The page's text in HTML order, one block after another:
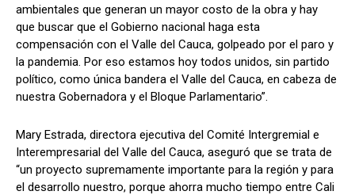
ambientales que generan un mayor costo de la obra y hay
que buscar que el Gobierno nacional haga esta
compensación con el Valle del Cauca, golpeado por el paro y
la pandemia. Por eso estamos hoy todos unidos, sin partido
político, como única bandera el Valle del Cauca, en cabeza de
nuestra Gobernadora y el Bloque Parlamentario”.
Mary Estrada, directora ejecutiva del Comité Intergremial e
Interempresarial del Valle del Cauca, aseguró que se trata de
“un proyecto supremamente importante para la región y para
el desarrollo nuestro, porque ahorra mucho tiempo entre Cali